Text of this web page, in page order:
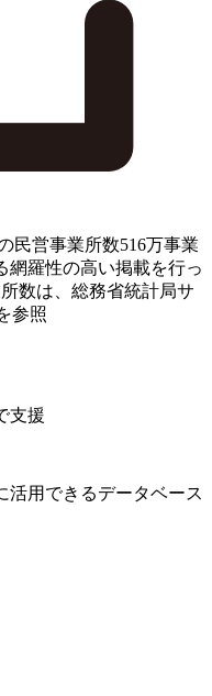
民営事業所数516万事業
網羅性の高い掲載を行っ
数は、総務省統計局サ
参照
支援
活用できるデータベース